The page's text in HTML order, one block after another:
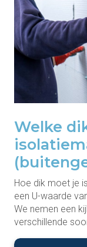
Welke
Hoe dik moet je
een U-waarde
We nemen een
verschillende